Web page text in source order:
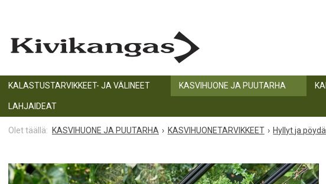
KALASTUSTARVIKKEET- JA VÄLINEET KASVIHUONE JA PUUTARHA
LAHJAIDEAT
KASVIHUONE JA PUUTARHA KASVIHUONETARVIKKEET Hyllyt ja